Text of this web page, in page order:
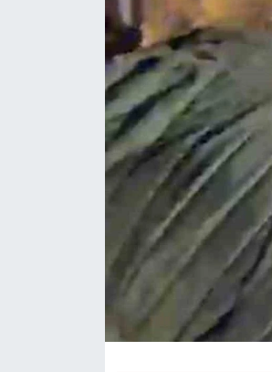
HABERDE İNSAN
KÜLTÜR SANAT
MAGAZİN
POLİTİKA